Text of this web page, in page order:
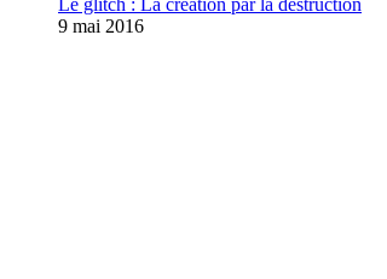
Le glitch : La création par la destruction
9 mai 2016